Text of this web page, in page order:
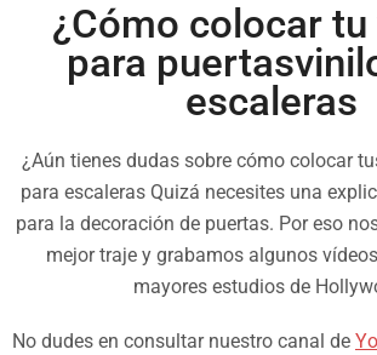
¿Cómo colocar
para
escaleras
¿Aún tienes dudas sobre cómo colocar
para escaleras Quizá necesites una
para la decoración de puertas. Por eso
mejor traje y grabamos algunos
mayores estudios de
No dudes en consultar nuestro canal de